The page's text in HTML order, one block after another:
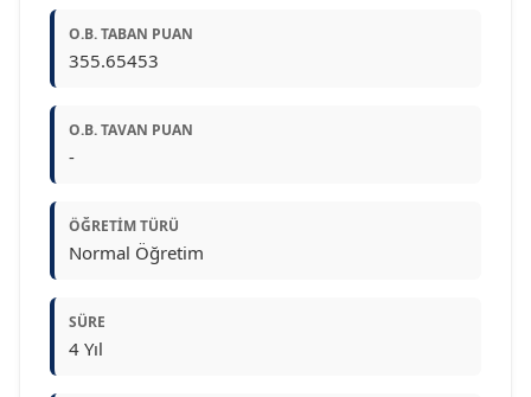
O.B. TABAN PUAN
355.65453
O.B. TAVAN PUAN
-
ÖĞRETIM TÜRÜ
Normal Öğretim
SÜRE
4 Yıl